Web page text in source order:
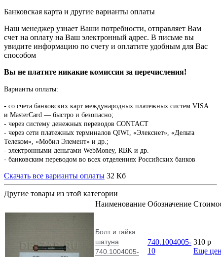
Банковская карта и другие варианты оплаты
Наш менеджер узнает Ваши потребности, отправляет Вам
счет на оплату на Ваш электронный адрес. В письме вы
увидите информацию по счету и оплатите удобным для Вас
способом
Вы не платите никакие комиссии за перечисления!
Варианты оплаты:
- со счета банковских карт международных платежных систем VISA
и MasterCard — быстро и безопасно;
- через систему денежных переводов CONTACT
- через сети платежных терминалов QIWI, «Элекснет», «Дельта
Телеком», «Мобил Элемент» и др.;
- электронными деньгами WebMoney, RBK и др.
- банковским переводом во всех отделениях Российских банков
Скачать все варианты оплаты 32 Кб
Другие товары из этой категории
Наименование Обозначение
Болт и гайка
шатуна
740.1004005-
740.1004005-
10
310 p
Еще